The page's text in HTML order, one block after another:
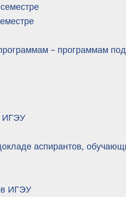
– программам
ИГЭУ
аспирантов,
ИГЭУ